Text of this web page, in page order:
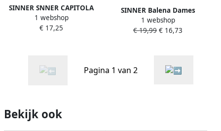
SINNER SNNER CAPITOLA
SLIPPERS DAMES GROEN
1 webshop
€ 17,25
SINNER Balena Dames
Slippers Grijs
1 webshop
€ 19,99 € 16,73
Pagina 1 van 2
Bekijk ook